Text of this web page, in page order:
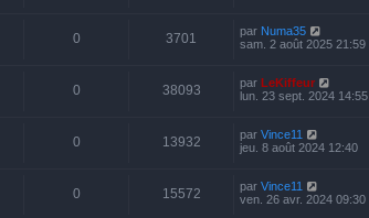
0 3701 par Numa35
sam. 2 août 2025 21:59
0 38093 par LeKiffeur
lun. 23 sept. 2024 14:55
0 13932 par Vince11
jeu. 8 août 2024 12:40
0 15572 par Vince11
ven. 26 avr. 2024 09:30